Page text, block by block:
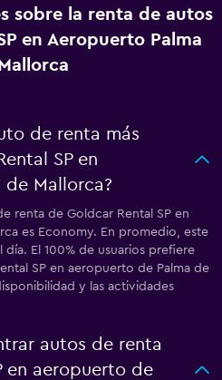
sobre la renta de autos
en Aeropuerto Palma
de renta más
SP en
Mallorca?
renta de Goldcar Rental SP en
es Economy. En promedio, este
El 100% de usuarios prefiere
SP en aeropuerto de Palma de
y las actividades
autos de renta
en aeropuerto de